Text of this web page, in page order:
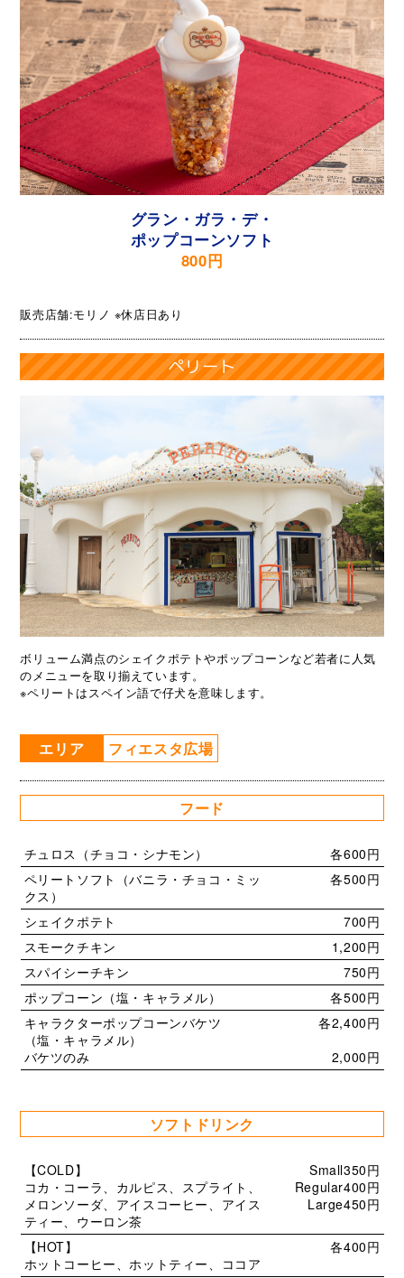
グラン・ガラ・デ・
ポップコーンソフト
800円
販売店舗:モリノ ※休店日あり
ペリート
ボリューム満点のシェイクポテトやポップコーンなど若者に人気
のメニューを取り揃えています。
※ペリートはスペイン語で仔犬を意味します。
エリア フィエスタ広場
フード
チュロス（チョコ・シナモン）
各600円
ペリートソフト（バニラ・チョコ・ミッ
クス）
各500円
シェイクポテト
700円
スモークチキン
1,200円
スパイシーチキン
750円
ポップコーン（塩・キャラメル）
各500円
キャラクターポップコーンバケツ
（塩・キャラメル）
バケツのみ
各2,400円
2,000円
ソフトドリンク
【COLD】
コカ・コーラ、カルピス、スプライト、
メロンソーダ、アイスコーヒー、アイス
ティー、ウーロン茶
Small350円
Regular400円
Large450円
【HOT】
ホットコーヒー、ホットティー、ココア
各400円